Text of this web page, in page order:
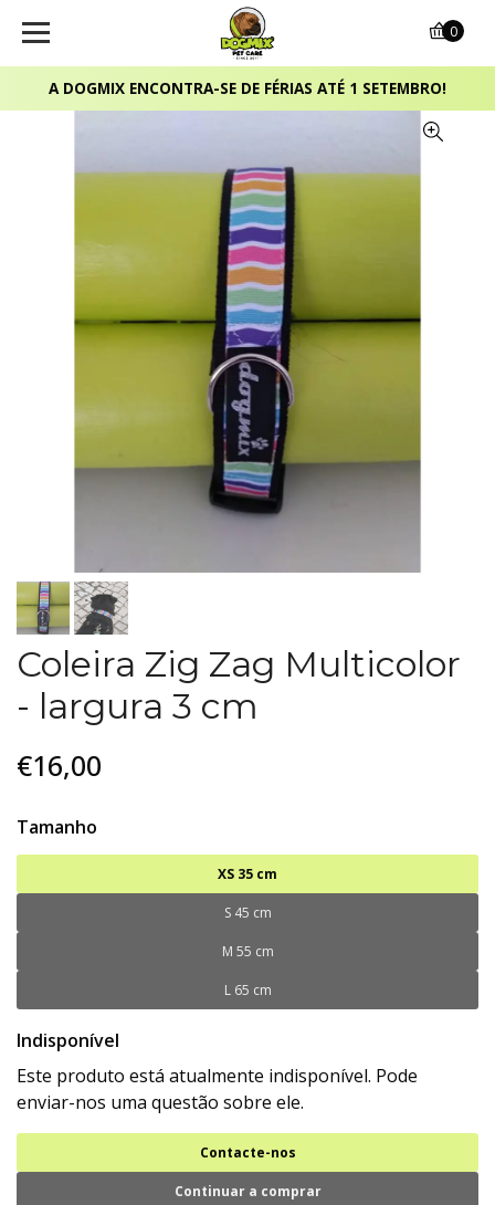
A DOGMIX ENCONTRA-SE DE FÉRIAS ATÉ 1 SETEMBRO!
0
Coleira Zig Zag Multicolor
- largura 3 cm
€16,00
Tamanho
XS 35 cm
S 45 cm
M 55 cm
L 65 cm
Indisponível
Este produto está atualmente indisponível. Pode
enviar-nos uma questão sobre ele.
Contacte-nos
Continuar a comprar